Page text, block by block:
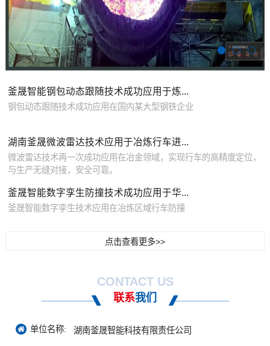
釜晟智能钢包动态跟随技术成功应用于炼...
钢包动态跟随技术成功应用在国内某大型钢铁企业
湖南釜晟微波雷达技术应用于冶炼行车进...
微波雷达技术再一次成功应用在冶金领域，实现行车的高精度定位，
与生产无缝对接，安全可靠。
釜晟智能数字孪生防撞技术成功应用于华...
釜晟智能数字孪生技术应用在冶炼区域行车防撞
点击查看更多>>
CONTACT US
联系我们
单位名称: 湖南釜晟智能科技有限责任公司